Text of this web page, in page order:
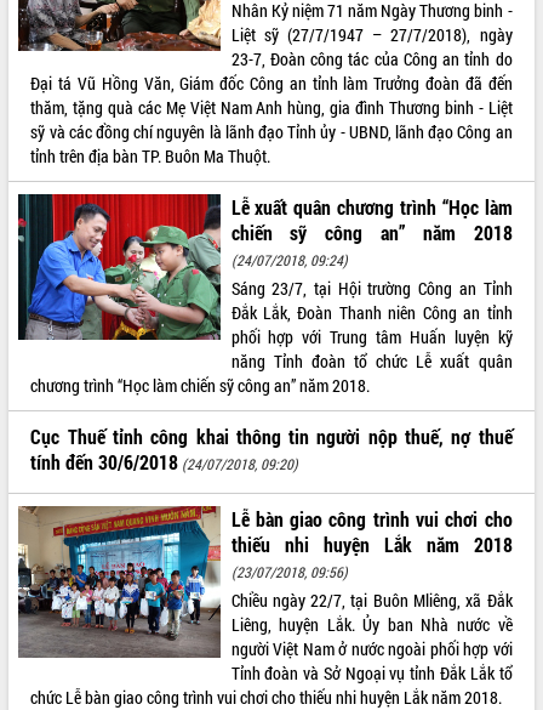
Hôm nay: 846
Tất cả: 66046169
Nhân Kỷ niệm 71 năm Ngày Thương binh -
Liệt sỹ (27/7/1947 – 27/7/2018), ngày
23-7, Đoàn công tác của Công an tỉnh do
Đại tá Vũ Hồng Văn, Giám đốc Công an tỉnh làm Trưởng đoàn đã đến
thăm, tặng quà các Mẹ Việt Nam Anh hùng, gia đình Thương binh - Liệt
sỹ và các đồng chí nguyên là lãnh đạo Tỉnh ủy - UBND, lãnh đạo Công an
tỉnh trên địa bàn TP. Buôn Ma Thuột.
Lễ xuất quân chương trình “Học làm
chiến sỹ công an” năm 2018
(24/07/2018, 09:24)
Sáng 23/7, tại Hội trường Công an Tỉnh
Đắk Lắk, Đoàn Thanh niên Công an tỉnh
phối hợp với Trung tâm Huấn luyện kỹ
năng Tỉnh đoàn tổ chức Lễ xuất quân
chương trình “Học làm chiến sỹ công an” năm 2018.
Cục Thuế tỉnh công khai thông tin người nộp thuế, nợ thuế
tính đến 30/6/2018 (24/07/2018, 09:20)
Lễ bàn giao công trình vui chơi cho
thiếu nhi huyện Lắk năm 2018
(23/07/2018, 09:56)
Chiều ngày 22/7, tại Buôn Mliêng, xã Đắk
Liêng, huyện Lắk. Ủy ban Nhà nước về
người Việt Nam ở nước ngoài phối hợp với
Tỉnh đoàn và Sở Ngoại vụ tỉnh Đắk Lắk tổ
chức Lễ bàn giao công trình vui chơi cho thiếu nhi huyện Lắk năm 2018.